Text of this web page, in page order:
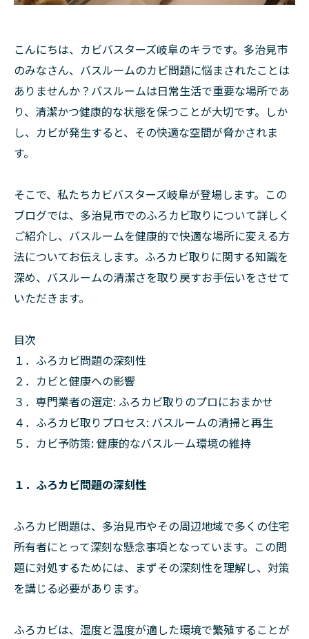
こんにちは、カビバスターズ岐阜のキラです。多治見市
のみなさん、バスルームのカビ問題に悩まされたことは
ありませんか？バスルームは日常生活で重要な場所であ
り、清潔かつ健康的な状態を保つことが大切です。しか
し、カビが発生すると、その快適な空間が脅かされま
す。
そこで、私たちカビバスターズ岐阜が登場します。この
ブログでは、多治見市でのふろカビ取りについて詳しく
ご紹介し、バスルームを健康的で快適な場所に変える方
法についてお伝えします。ふろカビ取りに関する知識を
深め、バスルームの清潔さを取り戻すお手伝いをさせて
いただきます。
目次
１．ふろカビ問題の深刻性
２．カビと健康への影響
３．専門業者の選定: ふろカビ取りのプロにおまかせ
４．ふろカビ取りプロセス: バスルームの清掃と再生
５．カビ予防策: 健康的なバスルーム環境の維持
１．ふろカビ問題の深刻性
ふろカビ問題は、多治見市やその周辺地域で多くの住宅
所有者にとって深刻な懸念事項となっています。この問
題に対処するためには、まずその深刻性を理解し、対策
を講じる必要があります。
ふろカビは、湿度と温度が適した環境で繁殖することが